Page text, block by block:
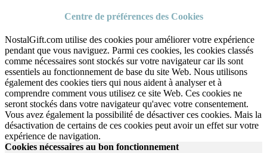
Centre de préférences des Cookies
NostalGift.com utilise des cookies pour améliorer votre expérience
pendant que vous naviguez. Parmi ces cookies, les cookies classés
comme nécessaires sont stockés sur votre navigateur car ils sont
essentiels au fonctionnement de base du site Web. Nous utilisons
également des cookies tiers qui nous aident à analyser et à
comprendre comment vous utilisez ce site Web. Ces cookies ne
seront stockés dans votre navigateur qu'avec votre consentement.
Vous avez également la possibilité de désactiver ces cookies. Mais la
désactivation de certains de ces cookies peut avoir un effet sur votre
expérience de navigation.
Cookies nécessaires au bon fonctionnement